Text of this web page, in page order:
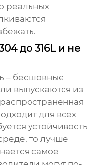
реальных
до 316L и не
– бесшовные
выпускаются из
для всех
устойчивость
то лучше
самое